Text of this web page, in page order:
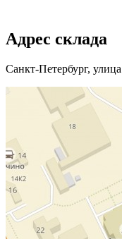
Адрес склада
Санкт-Петербург,